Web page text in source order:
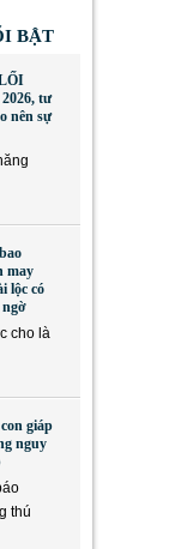
BẬT
tư
nên sự
may
lộc có
ngờ
cho là
giáp
nguy
thú